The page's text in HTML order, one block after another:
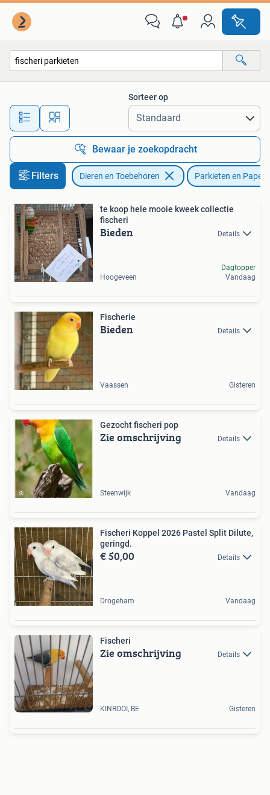
Alle afstanden…
Sorteer op
Bewaar je zoekopdracht
Filters Dieren en Toebehoren Parkieten en
te koop hele mooie kweek collectie
fischeri
Bieden Details
Hoogeveen
Dagtopper
Vandaag
Fischerie
Bieden Details
Vaassen Gisteren
Gezocht fischeri pop
Zie omschrijving Details
Steenwijk Vandaag
Fischeri Koppel 2026 Pastel Split Dilute,
geringd.
€ 50,00 Details
Drogeham Vandaag
Fischeri
Zie omschrijving Details
KINROOI, BE Gisteren